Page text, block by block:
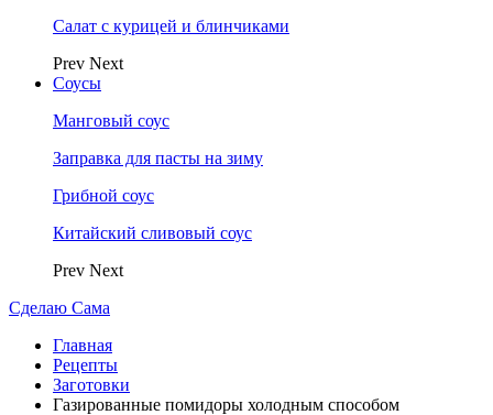
Салат с курицей и блинчиками
Prev Next
Соусы
Манговый соус
Заправка для пасты на зиму
Грибной соус
Китайский сливовый соус
Prev Next
Сделаю Сама
Главная
Рецепты
Заготовки
Газированные помидоры холодным способом